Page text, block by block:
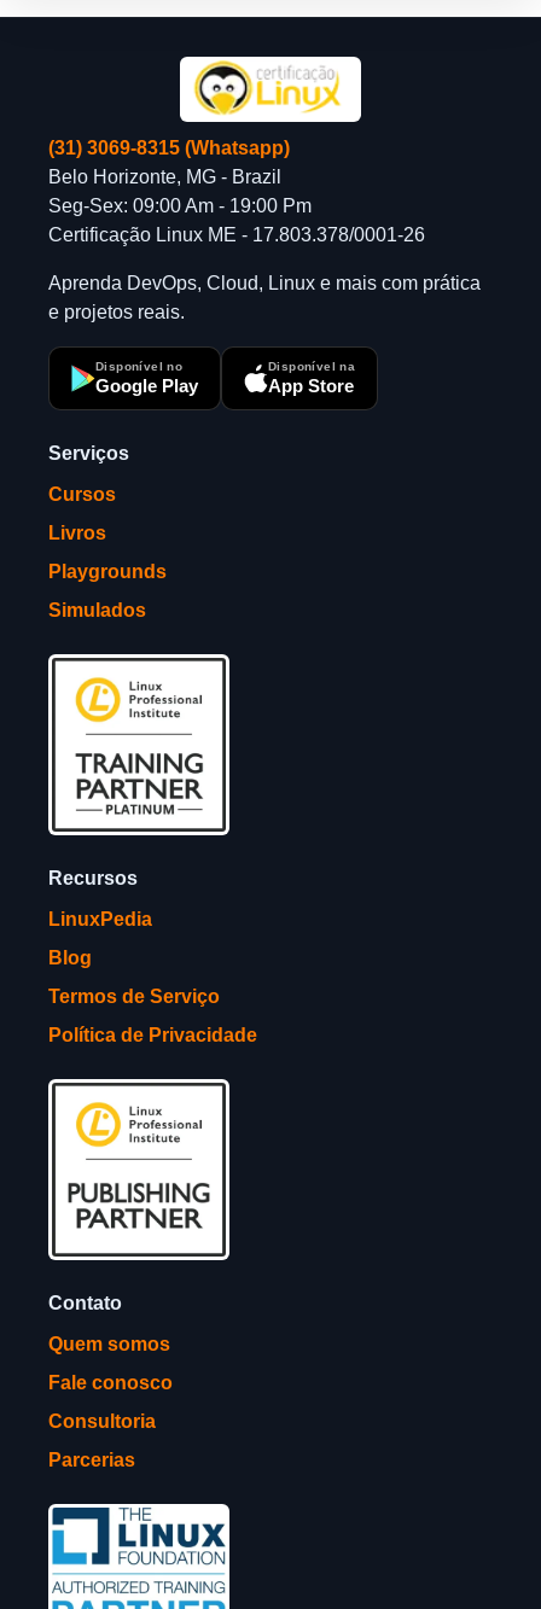
(31) 3069-8315 (Whatsapp)
Belo Horizonte, MG - Brazil
Seg-Sex: 09:00 Am - 19:00 Pm
Certificação Linux ME - 17.803.378/0001-26
Aprenda DevOps, Cloud, Linux e mais com prática
e projetos reais.
Disponível no
Google Play
Disponível na
App Store
Serviços
Cursos
Livros
Playgrounds
Simulados
Recursos
LinuxPedia
Blog
Termos de Serviço
Política de Privacidade
Contato
Quem somos
Fale conosco
Consultoria
Parcerias